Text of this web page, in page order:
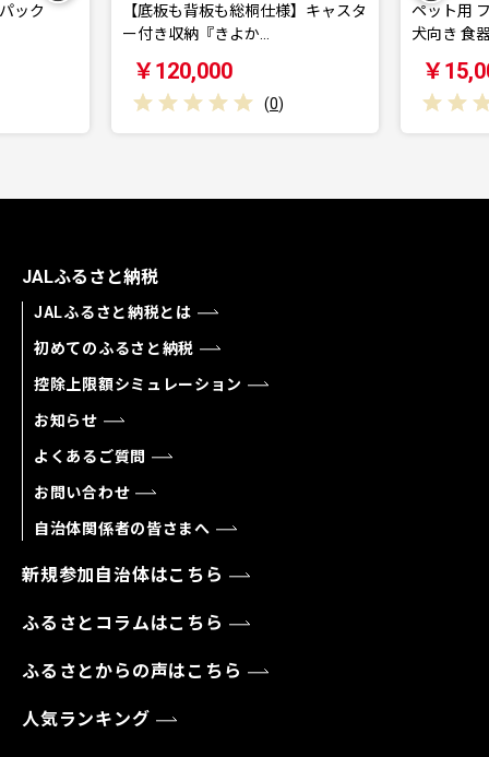
【底板も背板も総桐仕様】キャスタ
ー付き収納『きよか…
￥120,000
(0)
ペット用 フードボ
犬向き 食器台…
￥15,000
JALふるさと納税
JALふるさと納税とは
初めてのふるさと納税
控除上限額シミュレーション
お知らせ
よくあるご質問
お問い合わせ
自治体関係者の皆さまへ
新規参加自治体はこちら
ふるさとコラムはこちら
ふるさとからの声はこちら
人気ランキング